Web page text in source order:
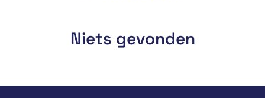
Niets gevonden